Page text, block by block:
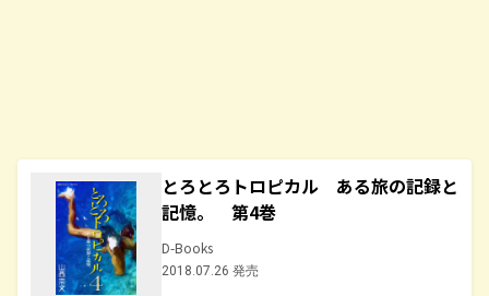
とろとろトロピカル ある旅の記録と
記憶。 第4巻
D-Books
2018.07.26 発売